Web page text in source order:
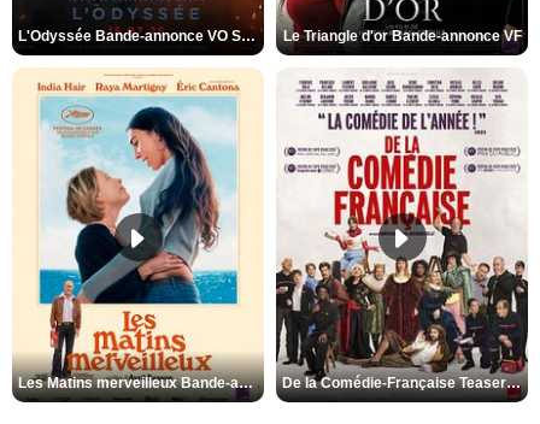
L'Odyssée Bande-annonce VO STFR Le Triangle d'or Bande-annonce VF
Les Matins merveilleux Bande-annonce VF De la Comédie-Française Teaser VF